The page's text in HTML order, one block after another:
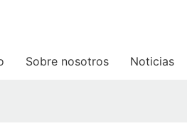
Sobre nosotros Noticias